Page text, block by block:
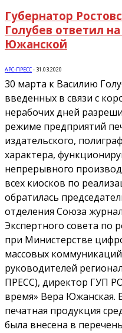
Губернатор
Голубев ответил
Южанской
АРС-ПРЕСС- 31.03.2020
30 марта к Василию
введенных в связи с
нерабочих дней
режиме предприятий
издательского,
характера,
непрерывного
всех киосков по
обратилась
отделения Союза
Экспертного совета
при Министерстве
массовых
руководителей
ПРЕСС), директор ГУП
время» Вера Южанская.
печатная продукция
была внесена в